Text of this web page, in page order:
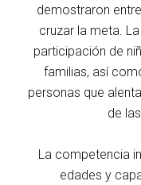
demostraron
cruzar la meta.
participación de
familias, así
personas que
de
La competencia
edades y